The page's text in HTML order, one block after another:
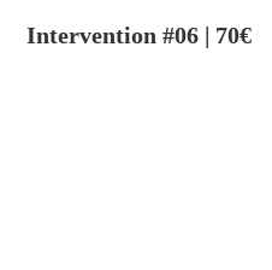
Intervention #06 | 70€